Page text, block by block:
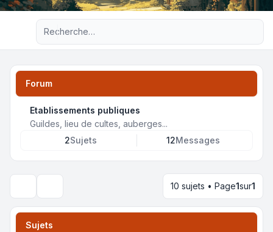
Recherche avancée
Forum
Etablissements publiques
Guildes, lieu de cultes, auberges...
2Sujets 12Messages
10 sujets • Page1sur1
Sujets